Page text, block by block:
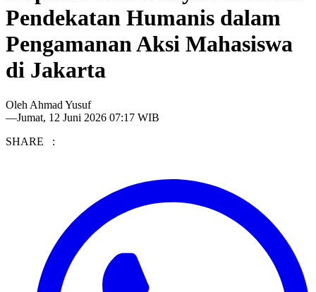
Pendekatan Humanis dalam
Pengamanan Aksi Mahasiswa
di Jakarta
Oleh Ahmad Yusuf
—Jumat, 12 Juni 2026 07:17 WIB
SHARE :